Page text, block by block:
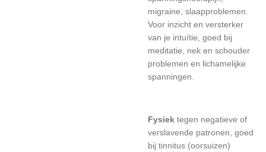
migraine, slaapproblemen.
Voor inzicht en versterker
van je intuítie, goed bij
meditatie, nek en schouder
problemen en lichamelijke
spanningen.
Fysiek tegen negatieve of
verslavende patronen, goed
bij tinnitus (oorsuizen)